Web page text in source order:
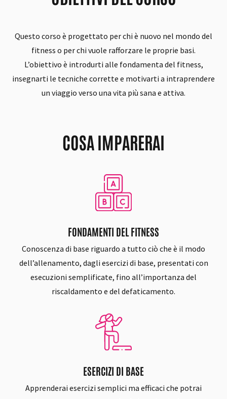
Questo corso è progettato per chi è nuovo nel mondo del
fitness o per chi vuole rafforzare le proprie basi.
L’obiettivo è introdurti alle fondamenta del fitness,
insegnarti le tecniche corrette e motivarti a intraprendere
un viaggio verso una vita più sana e attiva.
COSA IMPARERAI
FONDAMENTI DEL FITNESS
Conoscenza di base riguardo a tutto ciò che è il modo
dell’allenamento, dagli esercizi di base, presentati con
esecuzioni semplificate, fino all’importanza del
riscaldamento e del defaticamento.
ESERCIZI DI BASE
Apprenderai esercizi semplici ma efficaci che potrai